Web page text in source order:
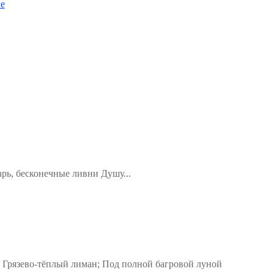
"ЭКСПЕРТИЗА
бесконечные ливни Душу...
тёплый лиман; Под полной багровой луной